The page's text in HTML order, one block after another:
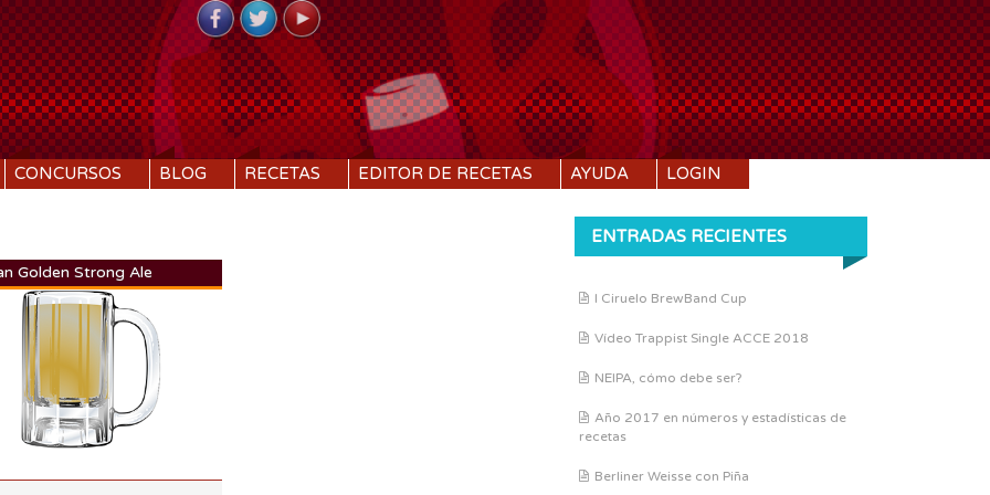
CONCURSOS BLOG RECETAS EDITOR DE RECETAS AYUDA LOGIN
SRM
Golden Strong Ale
ENTRADAS RECIENTES
I Ciruelo BrewBand Cup
Vídeo Trappist Single ACCE 2018
NEIPA, cómo debe ser?
Año 2017 en números y estadísticas de
recetas
Berliner Weisse con Piña